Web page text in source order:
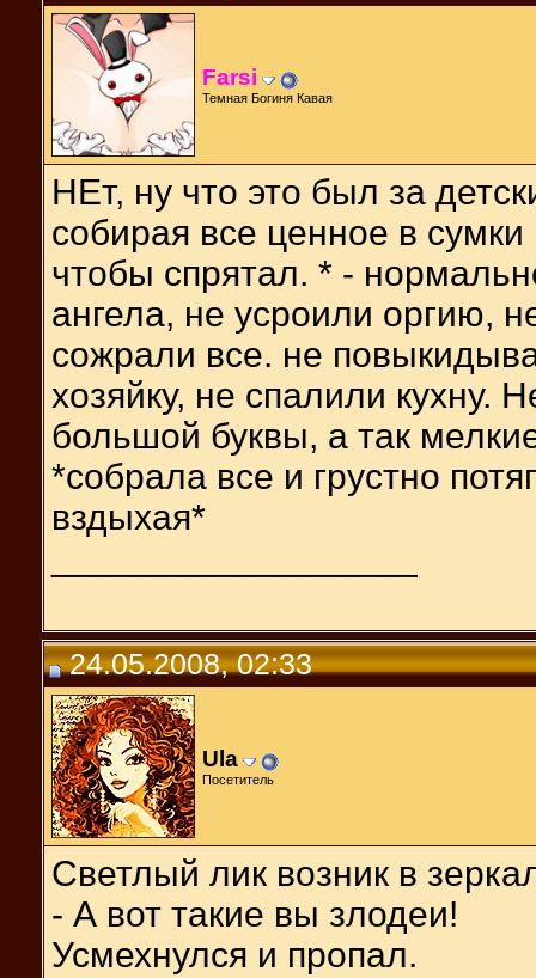
Farsi
Темная Богиня Кавая
НЕт, ну что это был за
собирая все ценное в
чтобы спрятал. * -
ангела, не усроили оргию,
сожрали все. не
хозяйку, не спалили кухну.
большой буквы, а так
*собрала все и грустно
вздыхая*
24.05.2008, 02:33
Ula
Посетитель
Светлый лик возник в
- А вот такие вы злодеи!
Усмехнулся и пропал.